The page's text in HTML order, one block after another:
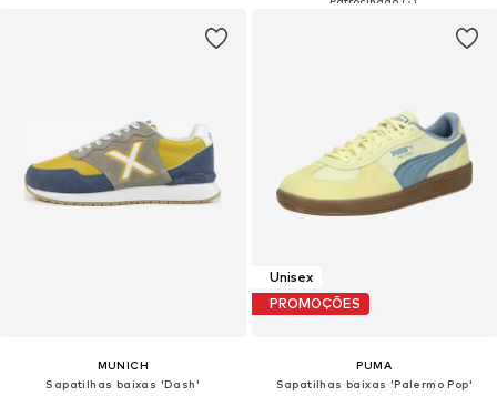
MUNICH
Sapatilhas baixas 'Dash'
Unisex
PROMOÇÕES
PUMA
Sapatilhas baixas 'Palermo Pop'